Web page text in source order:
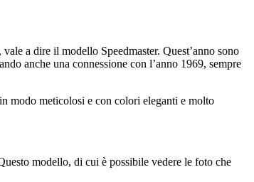
a dire il modello Speedmaster. Quest’anno sono
anche una connessione con l’anno 1969, sempre
modo meticolosi e con colori eleganti e molto
modello, di cui è possibile vedere le foto che